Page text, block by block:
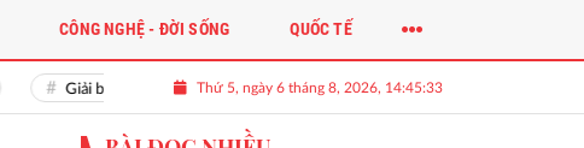
Giải bài toán nguồn nhân lực chất lượng cao cho doanh nghiệp
Thứ 5, ngày 6 tháng 8, 2026, 14:45:34
CÔNG NGHỆ - ĐỜI SỐNG QUỐC TẾ